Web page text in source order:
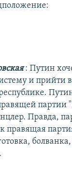
: Путин
и прийти
партии
Правда,
правящая